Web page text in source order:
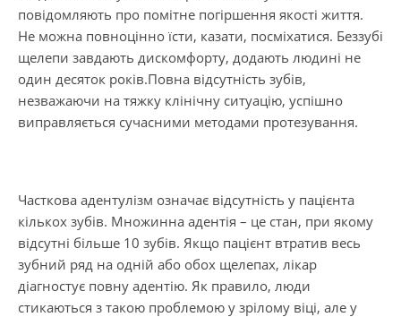
повідомляють про помітне погіршення якості життя.
Не можна повноцінно їсти, казати, посміхатися. Беззубі
щелепи завдають дискомфорту, додають людині не
один десяток років.Повна відсутність зубів,
незважаючи на тяжку клінічну ситуацію, успішно
виправляється сучасними методами протезування.
Часткова адентулізм означає відсутність у пацієнта
кількох зубів. Множинна адентія – це стан, при якому
відсутні більше 10 зубів. Якщо пацієнт втратив весь
зубний ряд на одній або обох щелепах, лікар
діагностує повну адентію. Як правило, люди
стикаються з такою проблемою у зрілому віці, але у